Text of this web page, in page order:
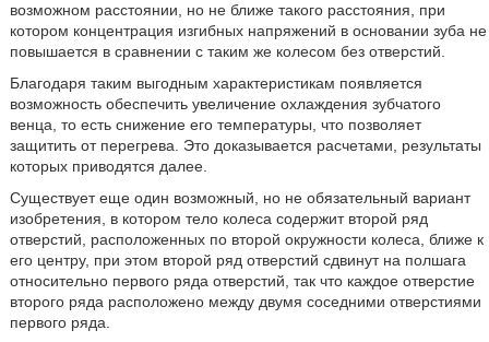
возможном расстоянии, но не ближе такого расстояния, при
котором концентрация изгибных напряжений в основании зуба не
повышается в сравнении с таким же колесом без отверстий.
Благодаря таким выгодным характеристикам появляется
возможность обеспечить увеличение охлаждения зубчатого
венца, то есть снижение его температуры, что позволяет
защитить от перегрева. Это доказывается расчетами, результаты
которых приводятся далее.
Существует еще один возможный, но не обязательный вариант
изобретения, в котором тело колеса содержит второй ряд
отверстий, расположенных по второй окружности колеса, ближе к
его центру, при этом второй ряд отверстий сдвинут на полшага
относительно первого ряда отверстий, так что каждое отверстие
второго ряда расположено между двумя соседними отверстиями
первого ряда.